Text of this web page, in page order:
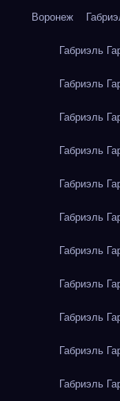
Воронеж
Габриэль
Габриэль
Габриэль
Габриэль
Габриэль
Габриэль
Габриэль
Габриэль
Габриэль
Габриэль
Габриэль